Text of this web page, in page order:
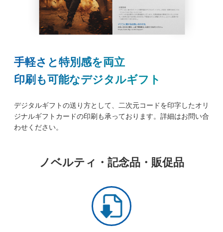
手軽さと特別感を両立
印刷も可能なデジタルギフト
デジタルギフトの送り方として、二次元コードを印字したオリ
ジナルギフトカードの印刷も承っております。詳細はお問い合
わせください。
ノベルティ・記念品・販促品